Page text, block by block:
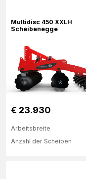
Multidisc 450 XXLH
Scheibenegge
€ 23.930
Arbeitsbreite
Anzahl der Scheiben